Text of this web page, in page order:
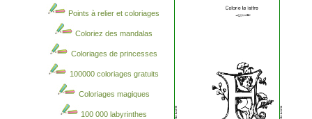
Points à relier et coloriages
Coloriez des mandalas
Coloriages de princesses
100000 coloriages gratuits
Coloriages magiques
100 000 labyrinthes